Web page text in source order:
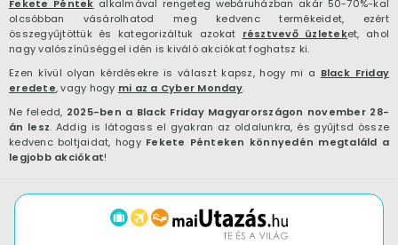
Fekete Péntek alkalmával rengeteg webáruházban akár 50-70%-kal
olcsóbban vásárolhatod meg kedvenc termékeidet, ezért
összegyűjtöttük és kategorizáltuk azokat résztvevő üzleteket, ahol
nagy valószínűséggel idén is kiváló akciókat foghatsz ki.
Ezen kívül olyan kérdésekre is választ kapsz, hogy mi a Black Friday
eredete, vagy hogy mi az a Cyber Monday.
Ne feledd, 2025-ben a Black Friday Magyarországon november 28-
án lesz. Addig is látogass el gyakran az oldalunkra, és gyűjtsd össze
kedvenc boltjaidat, hogy Fekete Pénteken könnyedén megtaláld a
legjobb akciókat!